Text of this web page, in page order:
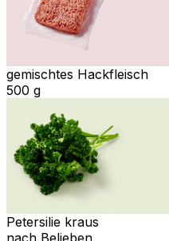
gemischtes Hackfleisch
500 g
Petersilie kraus
nach Belieben